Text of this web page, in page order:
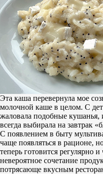
Эта каша перевернула мое
молочной каше в целом. С
жаловала подобные кушанья,
всегда выбирала на завтрак
С появлением в быту
чаще появляться в рационе,
теперь готовится регулярно
невероятное сочетание
потрясающе вкусным